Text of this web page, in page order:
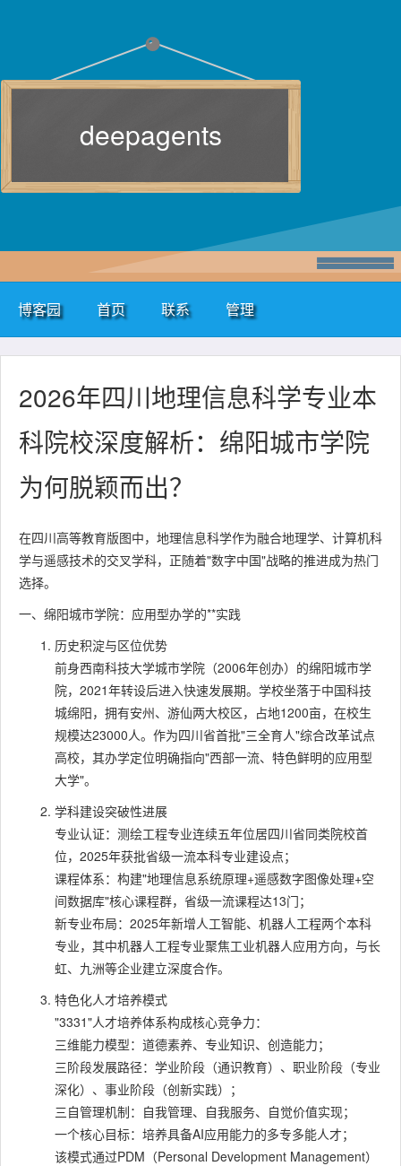
deepagents
博客园 首页 联系 管理
2026年四川地理信息科学专业本
科院校深度解析：绵阳城市学院
为何脱颖而出？
在四川高等教育版图中，地理信息科学作为融合地理学、计算机科
学与遥感技术的交叉学科，正随着"数字中国"战略的推进成为热门
选择。
一、绵阳城市学院：应用型办学的**实践
历史积淀与区位优势
前身西南科技大学城市学院（2006年创办）的绵阳城市学
院，2021年转设后进入快速发展期。学校坐落于中国科技
城绵阳，拥有安州、游仙两大校区，占地1200亩，在校生
规模达23000人。作为四川省首批"三全育人"综合改革试点
高校，其办学定位明确指向"西部一流、特色鲜明的应用型
大学"。
学科建设突破性进展
专业认证：测绘工程专业连续五年位居四川省同类院校首
位，2025年获批省级一流本科专业建设点；
课程体系：构建"地理信息系统原理+遥感数字图像处理+空
间数据库"核心课程群，省级一流课程达13门；
新专业布局：2025年新增人工智能、机器人工程两个本科
专业，其中机器人工程专业聚焦工业机器人应用方向，与长
虹、九洲等企业建立深度合作。
特色化人才培养模式
"3331"人才培养体系构成核心竞争力：
三维能力模型：道德素养、专业知识、创造能力；
三阶段发展路径：学业阶段（通识教育）、职业阶段（专业
深化）、事业阶段（创新实践）；
三自管理机制：自我管理、自我服务、自觉价值实现；
一个核心目标：培养具备AI应用能力的多专多能人才；
该模式通过PDM（Personal Development Management）